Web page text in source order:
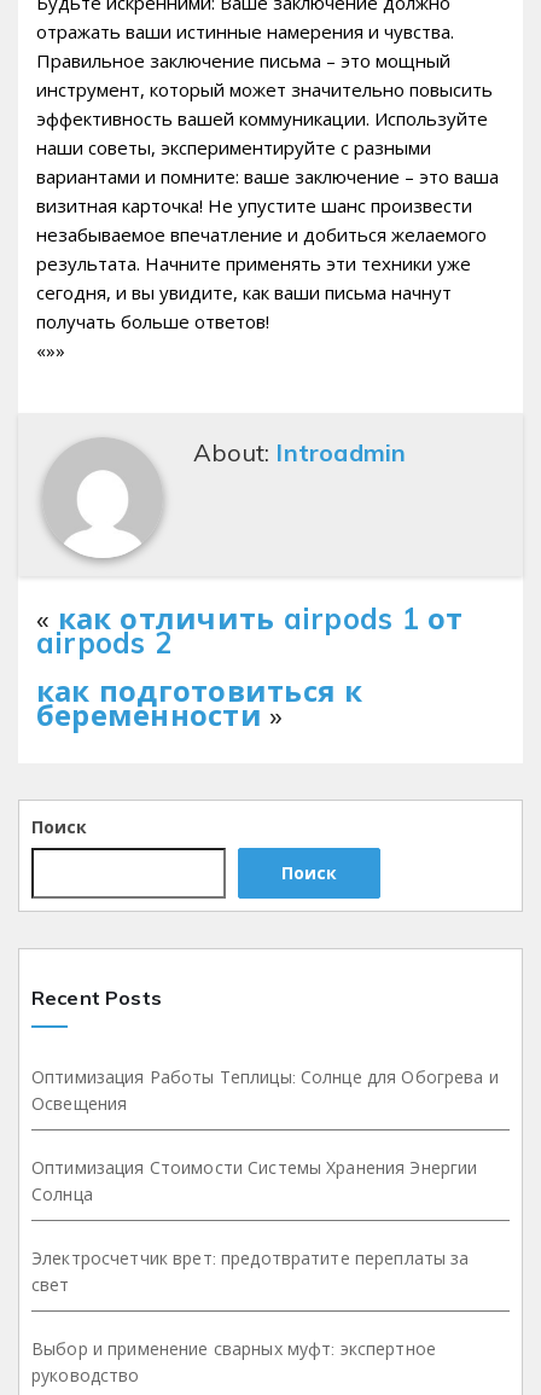
отражать ваши истинные намерения и чувства.
Правильное заключение письма – это мощный
инструмент, который может значительно повысить
эффективность вашей коммуникации. Используйте
наши советы, экспериментируйте с разными
вариантами и помните: ваше заключение – это ваша
визитная карточка! Не упустите шанс произвести
незабываемое впечатление и добиться желаемого
результата. Начните применять эти техники уже
сегодня, и вы увидите, как ваши письма начнут
получать больше ответов!
«»»
About: Introadmin
« как отличить airpods 1 от
airpods 2
как подготовиться к
беременности »
Поиск
Поиск
Recent Posts
Оптимизация Работы Теплицы: Солнце для Обогрева и
Освещения
Оптимизация Стоимости Системы Хранения Энергии
Солнца
Электросчетчик врет: предотвратите переплаты за
свет
Выбор и применение сварных муфт: экспертное
руководство